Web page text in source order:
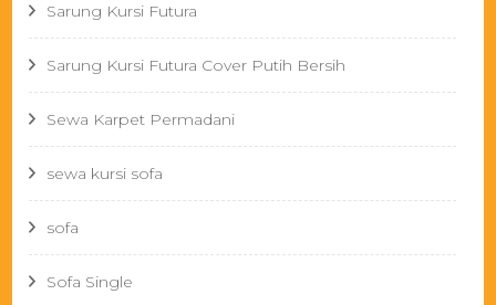
Sarung Kursi Futura
Sarung Kursi Futura Cover Putih Bersih
Sewa Karpet Permadani
sewa kursi sofa
sofa
Sofa Single